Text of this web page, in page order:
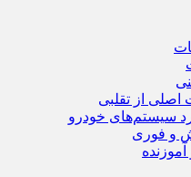
از تقلبی
سیستم‌های خودرو
و فوری